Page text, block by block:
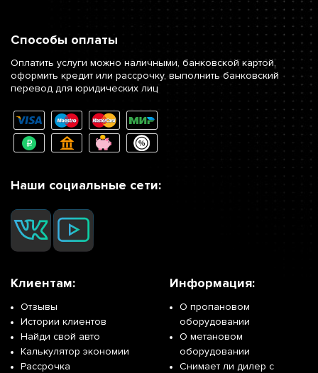
Способы оплаты
Оплатить услуги можно наличными, банковской картой,
оформить кредит или рассрочку, выполнить банковский
перевод для юридических лиц
Наши социальные сети:
Клиентам:
Отзывы
Истории клиентов
Найди свой авто
Калькулятор экономии
Рассрочка
Информация:
О пропановом
оборудовании
О метановом
оборудовании
Снимает ли дилер с